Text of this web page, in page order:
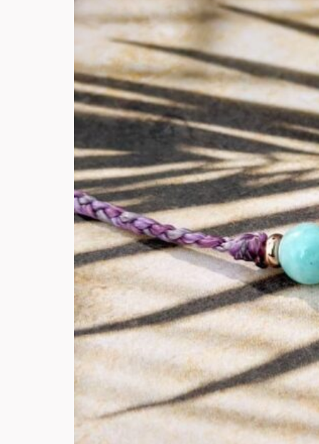
YEENAH
|Halsketten
Alles was du brauchst, steckt bereits in dir.
„Mehr und mehr wird mir bewusst, dass das
aber auch,